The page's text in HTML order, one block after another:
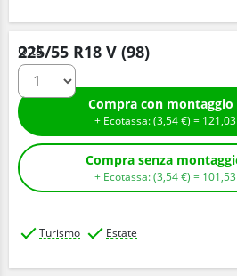
225/55 R18 V (98)
Q.tà
+ Ecotassa: (3,54€ ) = 121,03
+ Ecotassa: (3,54€ ) = 101,53
Turismo Estate